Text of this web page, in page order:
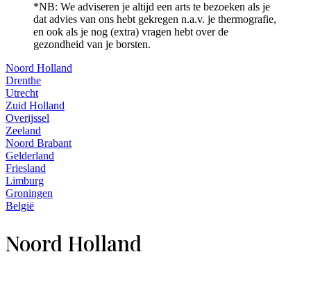
*NB: We adviseren je altijd een arts te bezoeken als je
dat advies van ons hebt gekregen n.a.v. je thermografie,
en ook als je nog (extra) vragen hebt over de
gezondheid van je borsten.
Noord Holland
Drenthe
Utrecht
Zuid Holland
Overijssel
Zeeland
Noord Brabant
Gelderland
Friesland
Limburg
Groningen
België
Noord Holland